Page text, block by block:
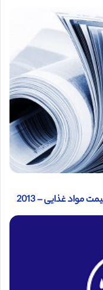
مواد غذایی – 2013